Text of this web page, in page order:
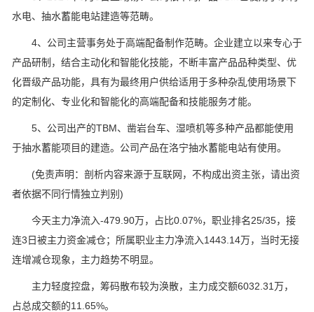
水电、抽水蓄能电站建造等范畴。
4、公司主营事务处于高端配备制作范畴。企业建立以来专心于
产品研制，结合主动化和智能化技能，不断丰富产品品种类型、优
化晋级产品功能，具有为最终用户供给适用于多种杂乱使用场景下
的定制化、专业化和智能化的高端配备和技能服务才能。
5、公司出产的TBM、凿岩台车、湿喷机等多种产品都能使用
于抽水蓄能项目的建造。公司产品在洛宁抽水蓄能电站有使用。
(免责声明：剖析内容来源于互联网，不构成出资主张，请出资
者依据不同行情独立判别)
今天主力净流入-479.90万，占比0.07%，职业排名25/35，接
连3日被主力资金减仓；所属职业主力净流入1443.14万，当时无接
连增减仓现象，主力趋势不明显。
主力轻度控盘，筹码散布较为涣散，主力成交额6032.31万，
占总成交额的11.65%。